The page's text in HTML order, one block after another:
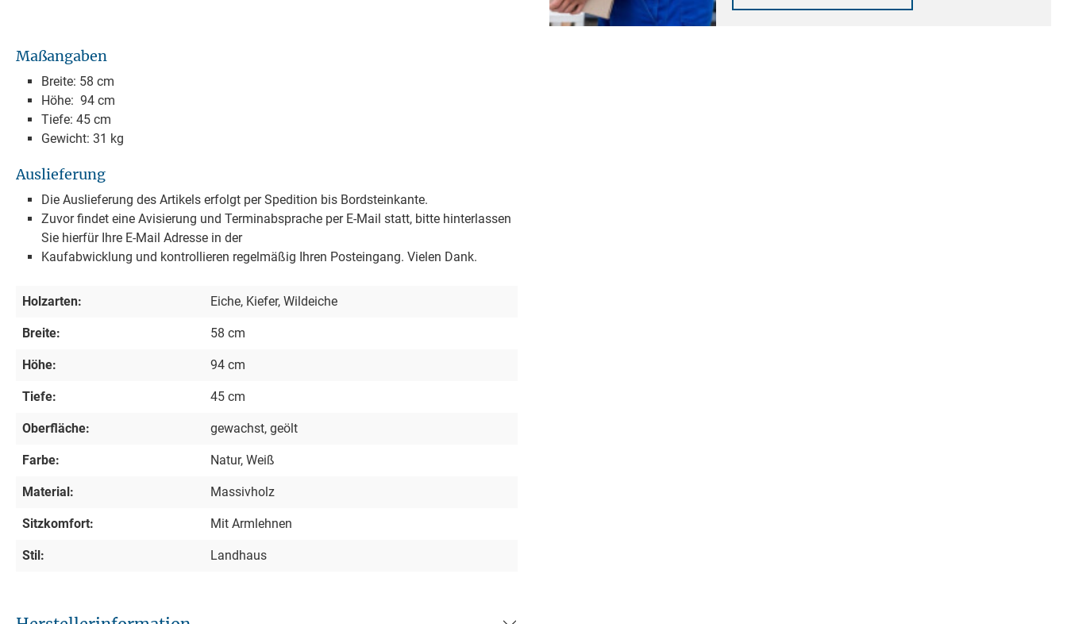
Maßangaben
Breite: 58 cm
Höhe: 94 cm
Tiefe: 45 cm
Gewicht: 31 kg
Auslieferung
Die Auslieferung des Artikels erfolgt per Spedition bis Bordsteinkante.
Zuvor findet eine Avisierung und Terminabsprache per E-Mail statt, bitte hinterlassen
Sie hierfür Ihre E-Mail Adresse in der
Kaufabwicklung und kontrollieren regelmäßig Ihren Posteingang. Vielen Dank.
Holzarten: Eiche, Kiefer, Wildeiche
Breite: 58 cm
Höhe: 94 cm
Tiefe: 45 cm
Oberfläche: gewachst, geölt
Farbe: Natur, Weiß
Material: Massivholz
Sitzkomfort: Mit Armlehnen
Stil: Landhaus